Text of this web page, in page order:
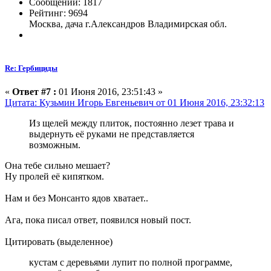
Сообщений: 1817
Рейтинг: 9694
Москва, дача г.Александров Владимирская обл.
Re: Гербициды
« Ответ #7 : 01 Июня 2016, 23:51:43 »
Цитата: Кузьмин Игорь Евгеньевич от 01 Июня 2016, 23:32:13
Из щелей между плиток, постоянно лезет трава и
выдернуть её руками не представляется
возможным.
Она тебе сильно мешает?
Ну пролей её кипятком.
Нам и без Монсанто ядов хватает..
Ага, пока писал ответ, появился новый пост.
Цитировать (выделенное)
кустам с деревьями лупит по полной программе,